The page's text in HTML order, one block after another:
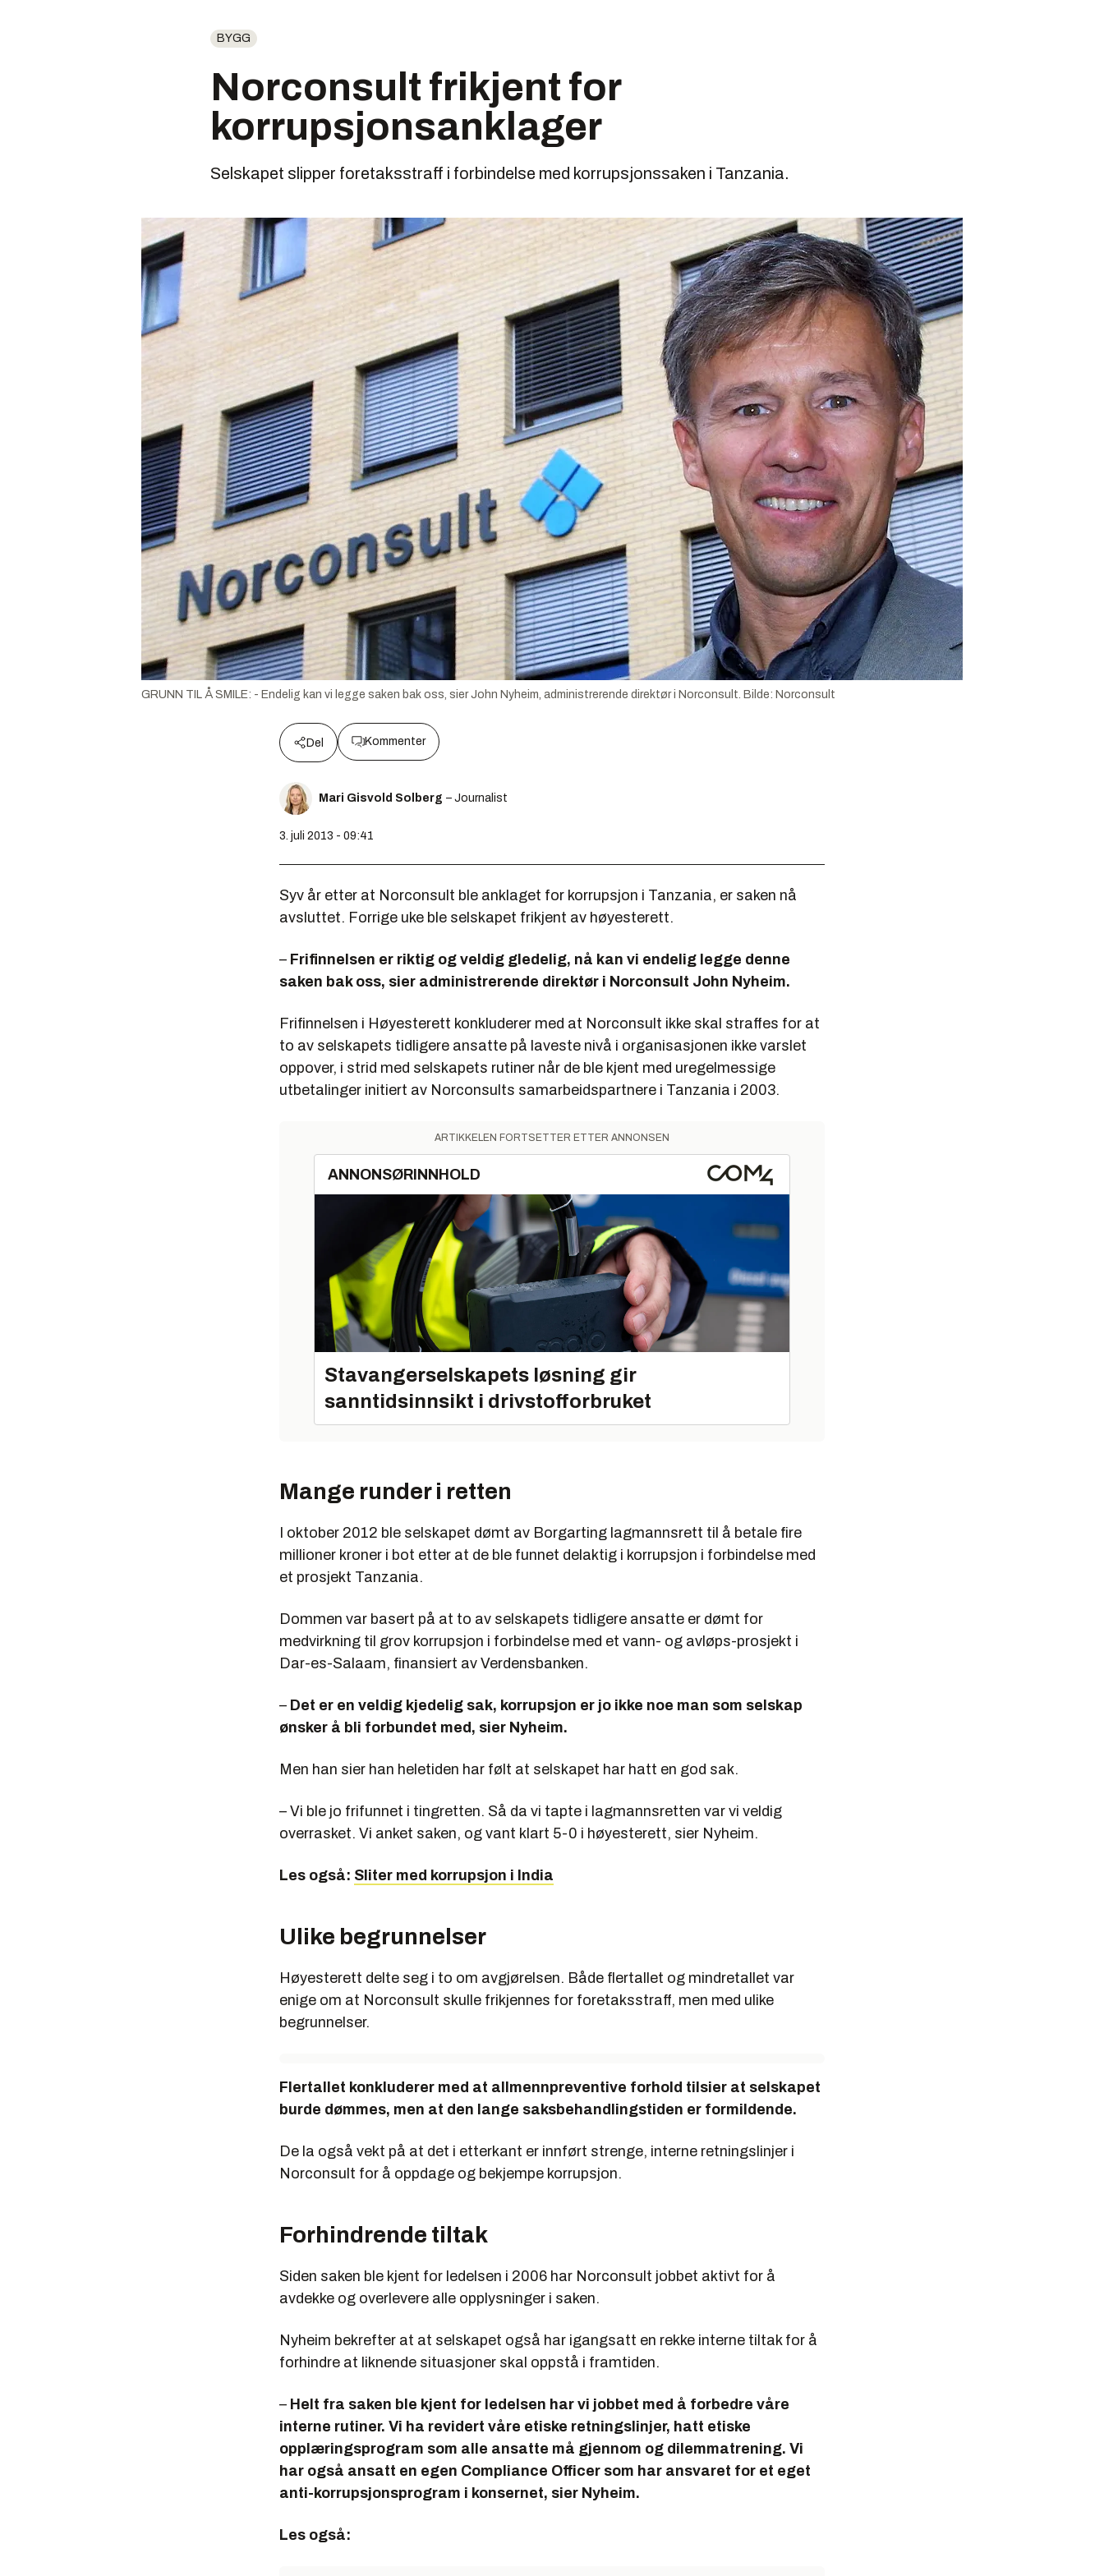
BYGG
Norconsult frikjent for
korrupsjonsanklager
Selskapet slipper foretaksstraff i forbindelse med korrupsjonssaken i Tanzania.
GRUNN TIL Å SMILE: - Endelig kan vi legge saken bak oss, sier John Nyheim, administrerende direktør i Norconsult. Bilde: Norconsult
Del Kommenter
Mari Gisvold Solberg – Journalist
3. juli 2013 - 09:41
Syv år etter at Norconsult ble anklaget for korrupsjon i Tanzania, er saken nå
avsluttet. Forrige uke ble selskapet frikjent av høyesterett.
– Frifinnelsen er riktig og veldig gledelig, nå kan vi endelig legge denne
saken bak oss, sier administrerende direktør i Norconsult John Nyheim.
Frifinnelsen i Høyesterett konkluderer med at Norconsult ikke skal straffes for at
to av selskapets tidligere ansatte på laveste nivå i organisasjonen ikke varslet
oppover, i strid med selskapets rutiner når de ble kjent med uregelmessige
utbetalinger initiert av Norconsults samarbeidspartnere i Tanzania i 2003.
ARTIKKELEN FORTSETTER ETTER ANNONSEN
ANNONSØRINNHOLD
Stavangerselskapets løsning gir
sanntidsinnsikt i drivstofforbruket
Mange runder i retten
I oktober 2012 ble selskapet dømt av Borgarting lagmannsrett til å betale fire
millioner kroner i bot etter at de ble funnet delaktig i korrupsjon i forbindelse med
et prosjekt Tanzania.
Dommen var basert på at to av selskapets tidligere ansatte er dømt for
medvirkning til grov korrupsjon i forbindelse med et vann- og avløps-prosjekt i
Dar-es-Salaam, finansiert av Verdensbanken.
– Det er en veldig kjedelig sak, korrupsjon er jo ikke noe man som selskap
ønsker å bli forbundet med, sier Nyheim.
Men han sier han heletiden har følt at selskapet har hatt en god sak.
– Vi ble jo frifunnet i tingretten. Så da vi tapte i lagmannsretten var vi veldig
overrasket. Vi anket saken, og vant klart 5-0 i høyesterett, sier Nyheim.
Les også: Sliter med korrupsjon i India
Ulike begrunnelser
Høyesterett delte seg i to om avgjørelsen. Både flertallet og mindretallet var
enige om at Norconsult skulle frikjennes for foretaksstraff, men med ulike
begrunnelser.
Flertallet konkluderer med at allmennpreventive forhold tilsier at selskapet
burde dømmes, men at den lange saksbehandlingstiden er formildende.
De la også vekt på at det i etterkant er innført strenge, interne retningslinjer i
Norconsult for å oppdage og bekjempe korrupsjon.
Forhindrende tiltak
Siden saken ble kjent for ledelsen i 2006 har Norconsult jobbet aktivt for å
avdekke og overlevere alle opplysninger i saken.
Nyheim bekrefter at at selskapet også har igangsatt en rekke interne tiltak for å
forhindre at liknende situasjoner skal oppstå i framtiden.
– Helt fra saken ble kjent for ledelsen har vi jobbet med å forbedre våre
interne rutiner. Vi ha revidert våre etiske retningslinjer, hatt etiske
opplæringsprogram som alle ansatte må gjennom og dilemmatrening. Vi
har også ansatt en egen Compliance Officer som har ansvaret for et eget
anti-korrupsjonsprogram i konsernet, sier Nyheim.
Les også: